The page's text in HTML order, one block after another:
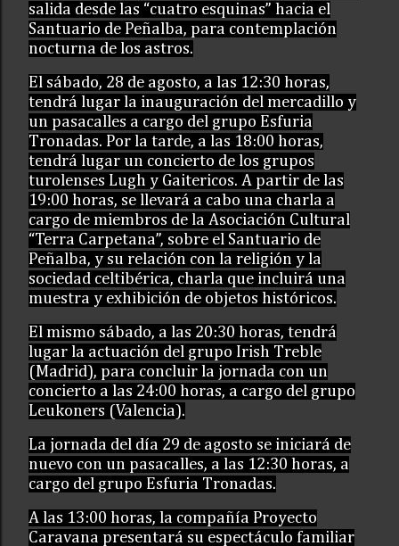
salida desde las “cuatro esquinas” hacia el
Santuario de Peñalba, para contemplación
nocturna de los astros.
El sábado, 28 de agosto, a las 12:30 horas,
tendrá lugar la inauguración del mercadillo y
un pasacalles a cargo del grupo Esfuria
Tronadas. Por la tarde, a las 18:00 horas,
tendrá lugar un concierto de los grupos
turolenses Lugh y Gaitericos. A partir de las
19:00 horas, se llevará a cabo una charla a
cargo de miembros de la Asociación Cultural
“Terra Carpetana”, sobre el Santuario de
Peñalba, y su relación con la religión y la
sociedad celtibérica, charla que incluirá una
muestra y exhibición de objetos históricos.
El mismo sábado, a las 20:30 horas, tendrá
lugar la actuación del grupo Irish Treble
(Madrid), para concluir la jornada con un
concierto a las 24:00 horas, a cargo del grupo
Leukoners (Valencia).
La jornada del día 29 de agosto se iniciará de
nuevo con un pasacalles, a las 12:30 horas, a
cargo del grupo Esfuria Tronadas.
A las 13:00 horas, la compañía Proyecto
Caravana presentará su espectáculo familiar